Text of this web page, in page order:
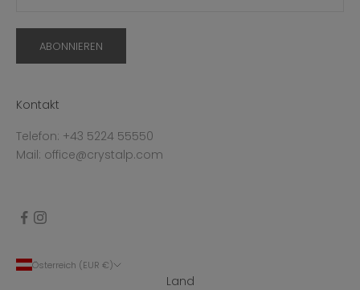
ABONNIEREN
Kontakt
Telefon: +43 5224 55550
Mail: office@crystalp.com
Österreich (EUR €)
Land